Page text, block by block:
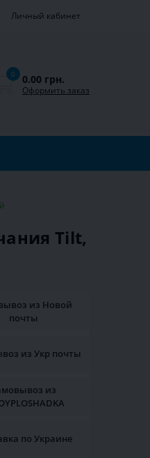
Личный кабинет
0 0.00 грн.
Оформить заказ
Tilt,
из Новой
почты
из Укр почты
из
по Украине